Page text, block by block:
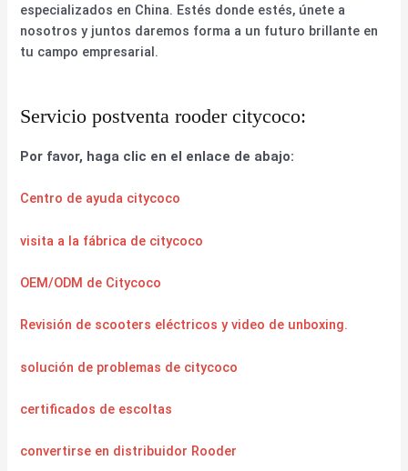
especializados en China. Estés donde estés, únete a
nosotros y juntos daremos forma a un futuro brillante en
tu campo empresarial.
Servicio postventa rooder citycoco:
Por favor, haga clic en el enlace de abajo:
Centro de ayuda citycoco
visita a la fábrica de citycoco
OEM/ODM de Citycoco
Revisión de scooters eléctricos y video de unboxing.
solución de problemas de citycoco
certificados de escoltas
convertirse en distribuidor Rooder